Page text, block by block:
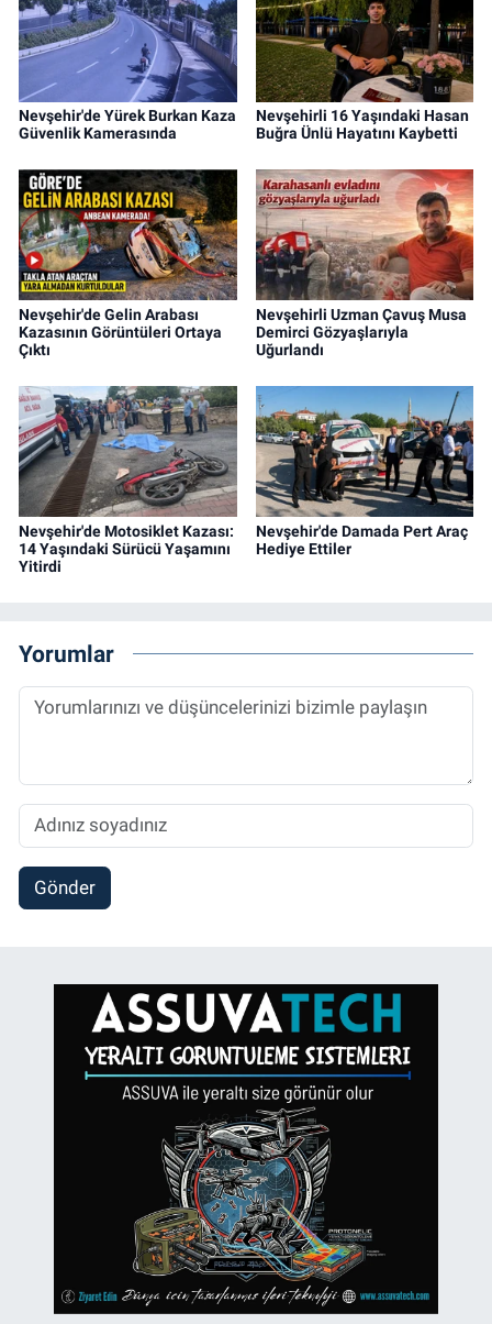
Nevşehir'de Yürek Burkan Kaza
Güvenlik Kamerasında
Nevşehirli 16 Yaşındaki Hasan
Buğra Ünlü Hayatını Kaybetti
Nevşehir'de Gelin Arabası
Kazasının Görüntüleri Ortaya
Çıktı
Nevşehirli Uzman Çavuş Musa
Demirci Gözyaşlarıyla
Uğurlandı
Nevşehir'de Motosiklet Kazası:
14 Yaşındaki Sürücü Yaşamını
Yitirdi
Nevşehir'de Damada Pert Araç
Hediye Ettiler
Yorumlar
Gönder